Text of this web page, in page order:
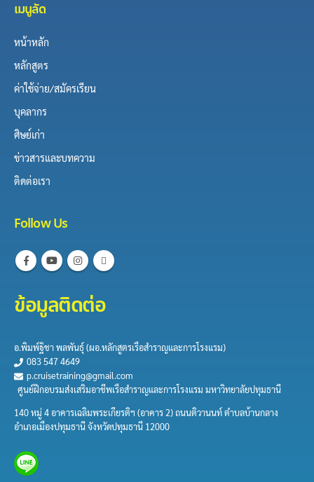
เมนูลัด
หน้าหลัก
หลักสูตร
ค่าใช้จ่าย/สมัครเรียน
บุคลากร
ศิษย์เก่า
ข่าวสารและบทความ
ติดต่อเรา
Follow Us
ข้อมูลติดต่อ
อ.พิมพ์ฐิชา พลพันธุ์​ (ผอ.หลักสูตร​เรือสำราญและการ​โรงแรม)
083 547 4649
p.cruisetraining@gmail.com
ศูนย์ฝึกอบรมส่งเสริมอาชีพเรือสำราญและการโรงแรม มหาวิทยาลัยปทุมธานี
140 หมู่ 4 อาคารเฉลิมพระเกียรติฯ (อาคาร 2) ถนนติวานนท์ ตำบลบ้านกลาง
อำเภอเมืองปทุมธานี จังหวัดปทุมธานี 12000